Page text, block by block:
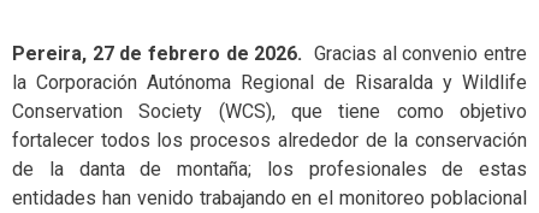
Pereira, 27 de febrero de 2026. Gracias al convenio entre
la Corporación Autónoma Regional de Risaralda y Wildlife
Conservation Society (WCS), que tiene como objetivo
fortalecer todos los procesos alrededor de la conservación
de la danta de montaña; los profesionales de estas
entidades han venido trabajando en el monitoreo poblacional